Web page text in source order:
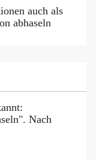
auch als
abhaseln
Nach